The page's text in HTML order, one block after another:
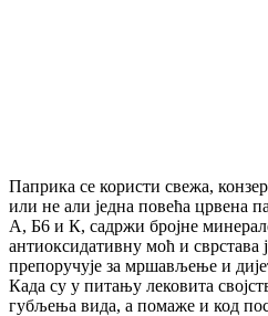
Паприка се користи свежа,
или не али једна повећа црвена
А, Б6 и К, садржи бројне
антиоксидативну моћ и сврстава
препоручује за мршављење и
Када су у питању лековита
губљења вида, а помаже и код